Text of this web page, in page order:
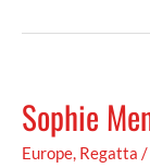
Sophie
Europe, Regatta /